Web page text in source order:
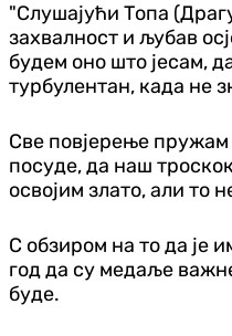
"Слушајући Топа
захвалност и љубав
будем оно што јесам,
турбулентан, када не
Све повјерење пружам
посуде, да наш
освојим злато, али то
С обзиром на то да је
год да су медаље
буде.